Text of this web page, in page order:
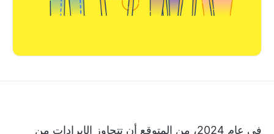
في عام 2024، من المتوقع أن تتجاوز الإيرادات من